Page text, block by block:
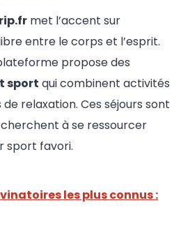
met l’accent sur
entre le corps et l’esprit.
propose des
sport qui combinent activités
relaxation. Ces séjours sont
à se ressourcer
sport favori.
les plus connus :